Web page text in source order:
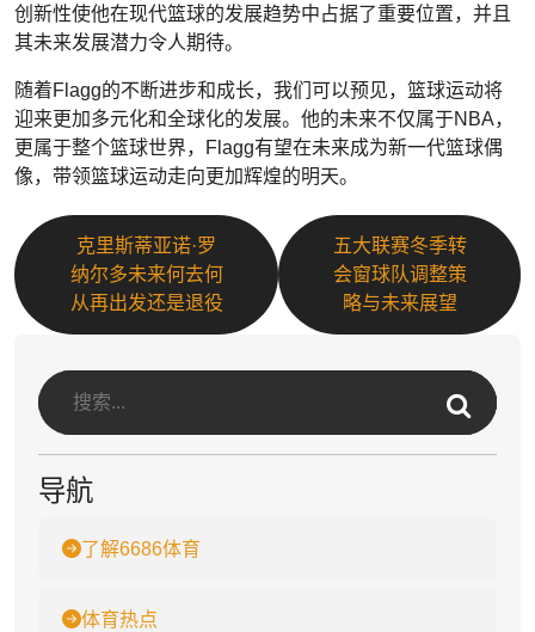
创新性使他在现代篮球的发展趋势中占据了重要位置，并且
其未来发展潜力令人期待。
随着Flagg的不断进步和成长，我们可以预见，篮球运动将
迎来更加多元化和全球化的发展。他的未来不仅属于NBA，
更属于整个篮球世界，Flagg有望在未来成为新一代篮球偶
像，带领篮球运动走向更加辉煌的明天。
克里斯蒂亚诺·罗
纳尔多未来何去何
从再出发还是退役
五大联赛冬季转
会窗球队调整策
略与未来展望
导航
了解6686体育
体育热点